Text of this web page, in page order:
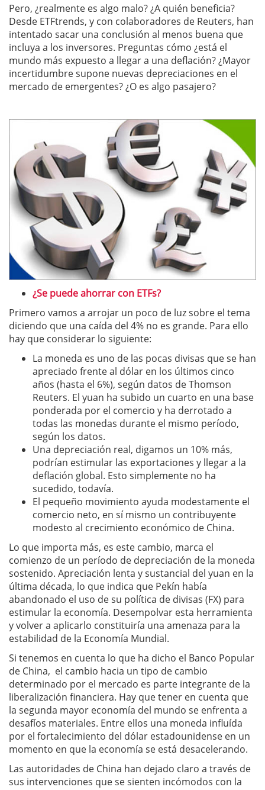
Pero, ¿realmente es algo malo? ¿A quién beneficia?
Desde ETFtrends, y con colaboradores de Reuters, han
intentado sacar una conclusión al menos buena que
incluya a los inversores. Preguntas cómo ¿está el
mundo más expuesto a llegar a una deflación? ¿Mayor
incertidumbre supone nuevas depreciaciones en el
mercado de emergentes? ¿O es algo pasajero?
¿Se puede ahorrar con ETFs?
Primero vamos a arrojar un poco de luz sobre el tema
diciendo que una caída del 4% no es grande. Para ello
hay que considerar lo siguiente:
La moneda es uno de las pocas divisas que se han
apreciado frente al dólar en los últimos cinco
años (hasta el 6%), según datos de Thomson
Reuters. El yuan ha subido un cuarto en una base
ponderada por el comercio y ha derrotado a
todas las monedas durante el mismo período,
según los datos.
Una depreciación real, digamos un 10% más,
podrían estimular las exportaciones y llegar a la
deflación global. Esto simplemente no ha
sucedido, todavía.
El pequeño movimiento ayuda modestamente el
comercio neto, en sí mismo un contribuyente
modesto al crecimiento económico de China.
Lo que importa más, es este cambio, marca el
comienzo de un período de depreciación de la moneda
sostenido. Apreciación lenta y sustancial del yuan en la
última década, lo que indica que Pekín había
abandonado el uso de su política de divisas (FX) para
estimular la economía. Desempolvar esta herramienta
y volver a aplicarlo constituiría una amenaza para la
estabilidad de la Economía Mundial.
Si tenemos en cuenta lo que ha dicho el Banco Popular
de China, el cambio hacia un tipo de cambio
determinado por el mercado es parte integrante de la
liberalización financiera. Hay que tener en cuenta que
la segunda mayor economía del mundo se enfrenta a
desafíos materiales. Entre ellos una moneda influída
por el fortalecimiento del dólar estadounidense en un
momento en que la economía se está desacelerando.
Las autoridades de China han dejado claro a través de
sus intervenciones que se sienten incómodos con la